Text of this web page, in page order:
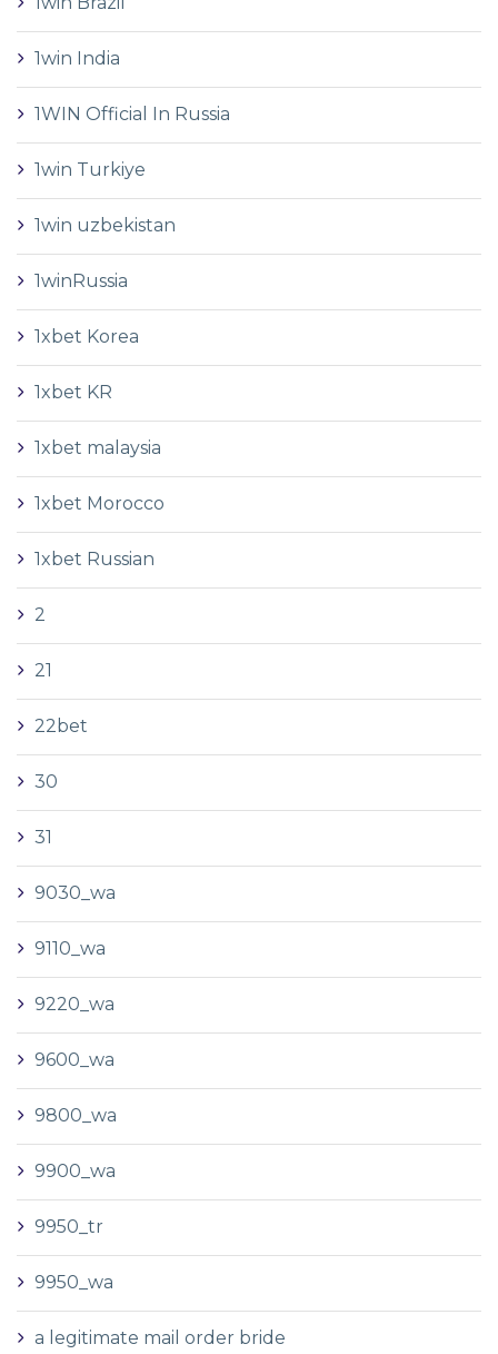
1win India
1WIN Official In Russia
1win Turkiye
1win uzbekistan
1winRussia
1xbet Korea
1xbet KR
1xbet malaysia
1xbet Morocco
1xbet Russian
2
21
22bet
30
31
9030_wa
9110_wa
9220_wa
9600_wa
9800_wa
9900_wa
9950_tr
9950_wa
a legitimate mail order bride